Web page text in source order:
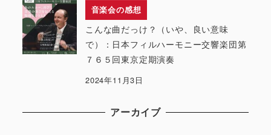
音楽会の感想
こんな曲だっけ？（いや、良い意味
で）：日本フィルハーモニー交響楽団第
７６５回東京定期演奏
2024年11月3日
アーカイブ